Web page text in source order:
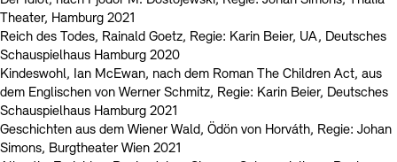
Theater, Hamburg 2021
Reich des Todes, Rainald Goetz, Regie: Karin Beier, UA, Deutsches
Schauspielhaus Hamburg 2020
Kindeswohl, Ian McEwan, nach dem Roman The Children Act, aus
dem Englischen von Werner Schmitz, Regie: Karin Beier, Deutsches
Schauspielhaus Hamburg 2021
Geschichten aus dem Wiener Wald, Ödön von Horváth, Regie: Johan
Simons, Burgtheater Wien 2021